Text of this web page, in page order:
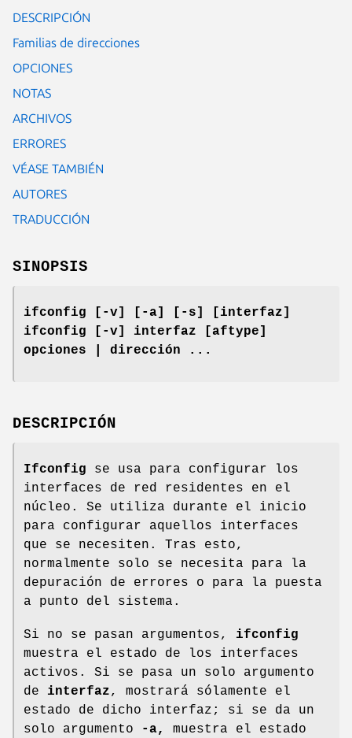
DESCRIPCIÓN
Familias de direcciones
OPCIONES
NOTAS
ARCHIVOS
ERRORES
VÉASE TAMBIÉN
AUTORES
TRADUCCIÓN
SINOPSIS
ifconfig [-v] [-a] [-s] [interfaz]
ifconfig [-v] interfaz [aftype]
opciones | dirección ...
DESCRIPCIÓN
Ifconfig se usa para configurar los
interfaces de red residentes en el
núcleo. Se utiliza durante el inicio
para configurar aquellos interfaces
que se necesiten. Tras esto,
normalmente solo se necesita para la
depuración de errores o para la puesta
a punto del sistema.
Si no se pasan argumentos, ifconfig
muestra el estado de los interfaces
activos. Si se pasa un solo argumento
de interfaz, mostrará sólamente el
estado de dicho interfaz; si se da un
solo argumento
-a,
muestra el estado